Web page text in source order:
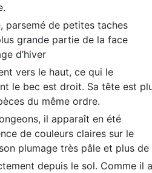
parsemé de petites taches
grande partie de la face
d’hiver
vers le haut, ce qui le
le bec est droit. Sa tête est
du même ordre.
il apparaît en été
de couleurs claires sur le
plumage très pâle et plus
depuis le sol. Comme